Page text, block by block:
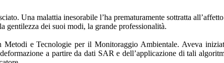
Una malattia inesorabile l’ha prematuramente sottratta
gentilezza dei suoi modi, la grande professionalità.
e Tecnologie per il Monitoraggio Ambientale. Aveva
a partire da dati SAR e dell’applicazione di tali